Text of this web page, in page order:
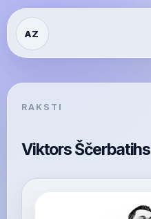
AZ
RAKSTI
Viktors Ščerbatihs